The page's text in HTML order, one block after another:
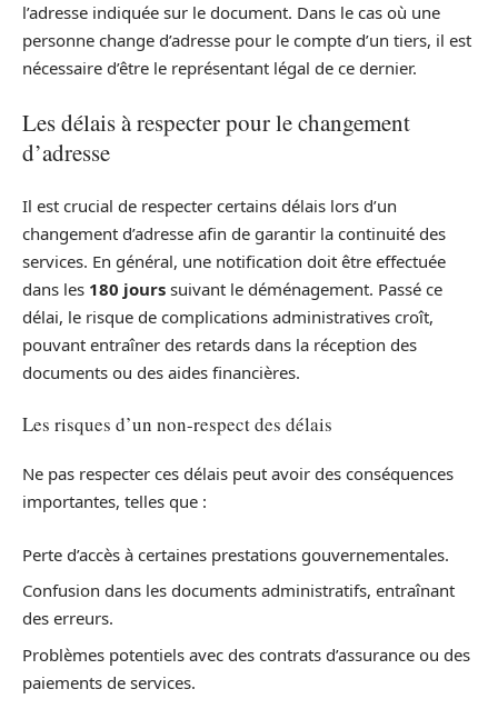
l’adresse indiquée sur le document. Dans le cas où une
personne change d’adresse pour le compte d’un tiers, il est
nécessaire d’être le représentant légal de ce dernier.
Les délais à respecter pour le changement
d’adresse
Il est crucial de respecter certains délais lors d’un
changement d’adresse afin de garantir la continuité des
services. En général, une notification doit être effectuée
dans les 180 jours suivant le déménagement. Passé ce
délai, le risque de complications administratives croît,
pouvant entraîner des retards dans la réception des
documents ou des aides financières.
Les risques d’un non-respect des délais
Ne pas respecter ces délais peut avoir des conséquences
importantes, telles que :
Perte d’accès à certaines prestations gouvernementales.
Confusion dans les documents administratifs, entraînant
des erreurs.
Problèmes potentiels avec des contrats d’assurance ou des
paiements de services.